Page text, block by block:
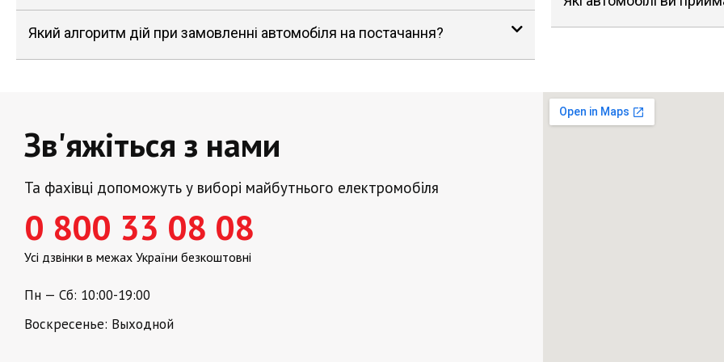
Який алгоритм дій при замовленні автомобіля на постачання?
Зв'яжіться з нами
Та фахівці допоможуть у виборі майбутнього електромобіля
0 800 33 08 08
Усі дзвінки в межах України безкоштовні
Пн — Сб: 10:00-19:00
Воскресенье: Выходной